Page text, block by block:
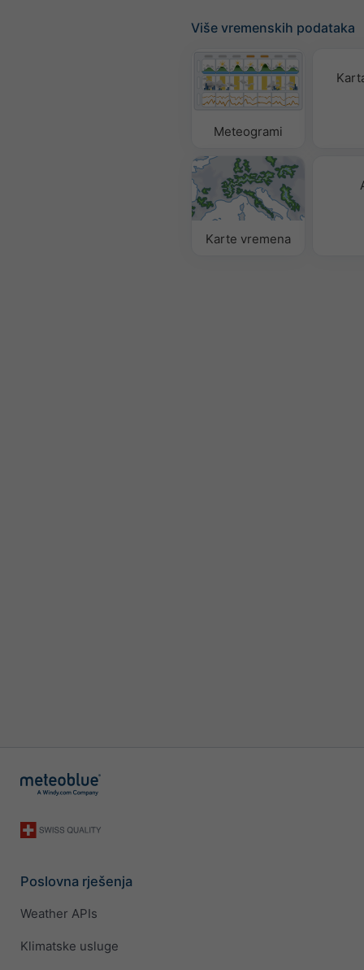
Više vremenskih podataka
Meteogrami
Karte vremena
Poslovna rješenja
Weather APIs
Klimatske usluge